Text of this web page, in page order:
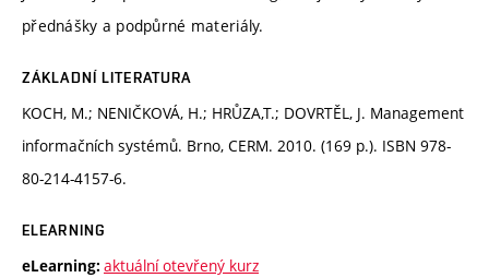
přednášky a podpůrné materiály.
ZÁKLADNÍ LITERATURA
KOCH, M.; NENIČKOVÁ, H.; HRŮZA,T.; DOVRTĚL, J. Management
informačních systémů. Brno, CERM. 2010. (169 p.). ISBN 978-
80-214-4157-6.
ELEARNING
eLearning: aktuální otevřený kurz